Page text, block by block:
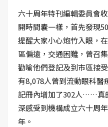
六十周年特刊編輯委員會
開時間囊一樣，首先發現
提醒大家小心炮竹入眼，
區偏遠，交通困難，曾召
勸喻他們登記及到市區接
有8,078人曾到流動眼科醫
記冊內增加了302人……真
深感受到機構成立六十周
年。